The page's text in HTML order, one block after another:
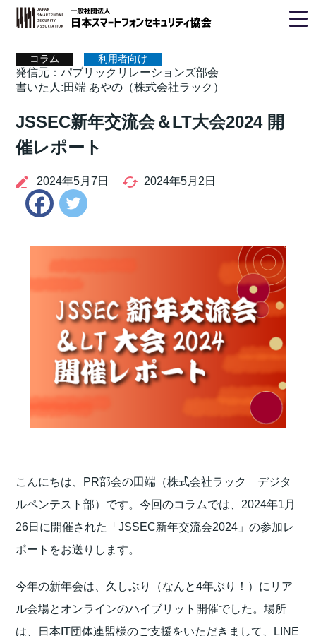
ホーム> コラム> JSSEC新年交流会＆LT大会2024 開催レポー
ト
コラム 利用者向け
発信元：パブリックリレーションズ部会
書いた人:田端 あやの（株式会社ラック）
JSSEC新年交流会＆LT大会2024 開
催レポート
2024年5月7日 2024年5月2日
Facebook
こんにちは、PR部会の田端（株式会社ラック デジタ
ルペンテスト部）です。今回のコラムでは、2024年1月
26日に開催された「JSSEC新年交流会2024」の参加レ
ポートをお送りします。
今年の新年会は、久しぶり（なんと4年ぶり！）にリア
ル会場とオンラインのハイブリット開催でした。場所
は、日本IT団体連盟様のご支援をいただきまして、LINE